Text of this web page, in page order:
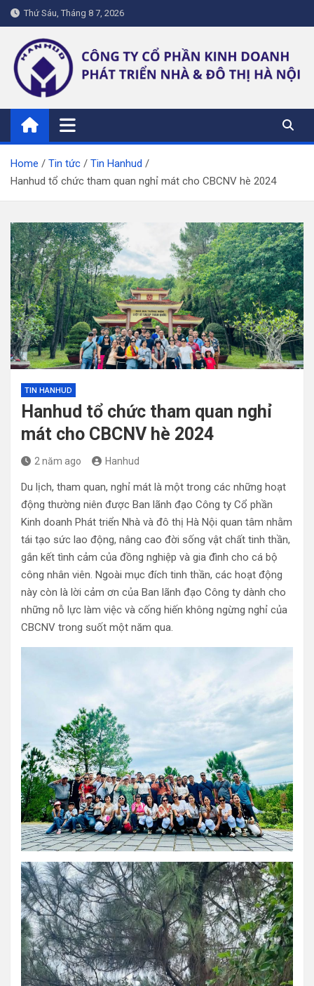
Skip
to
content
Thứ Sáu, Tháng 8 7, 2026
hanhud.vn
Home Tin tức
Tin Hanhud
Hanhud tổ chức tham quan nghỉ mát cho CBCNV hè 2024
TIN HANHUD
Hanhud tổ chức tham quan nghỉ
mát cho CBCNV hè 2024
2 năm ago Hanhud
Du lịch, tham quan, nghỉ mát là một trong các những hoạt
động thường niên được Ban lãnh đạo Công ty Cổ phần
Kinh doanh Phát triển Nhà và đô thị Hà Nội quan tâm nhằm
tái tạo sức lao động, nâng cao đời sống vật chất tinh thần,
gắn kết tình cảm của đồng nghiệp và gia đình cho cá bộ
công nhân viên. Ngoài mục đích tinh thần, các hoạt động
này còn là lời cảm ơn của Ban lãnh đạo Công ty dành cho
những nỗ lực làm việc và cống hiến không ngừng nghỉ của
CBCNV trong suốt một năm qua.